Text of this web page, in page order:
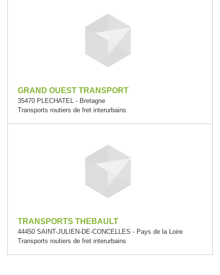
GRAND OUEST TRANSPORT
35470 PLECHATEL - Bretagne
Transports routiers de fret interurbains
TRANSPORTS THEBAULT
44450 SAINT-JULIEN-DE-CONCELLES - Pays de la Loire
Transports routiers de fret interurbains